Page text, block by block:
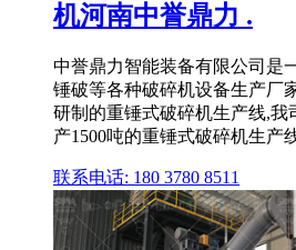
机河南中誉鼎力 .
中誉鼎力智能装备有限公司是
锤破等各种破碎机设备生产厂
研制的重锤式破碎机生产线,我
产1500吨的重锤式破碎机生产
联系电话: 180 3780 8511